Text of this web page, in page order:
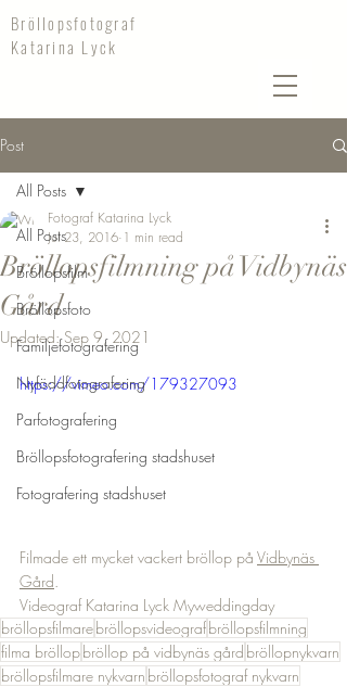
Bröllopsfotograf
Katarina Lyck
Post
All Posts
Bröllopsfilm
Bröllopsfoto
Familjefotografering
Nyföddfotografering
Parfotografering
Bröllopsfotografering stadshuset
Fotografering stadshuset
All Posts
Bröllopsfilmning på Vidbynäs
Gård
Fotograf Katarina Lyck
Jul 23, 2016 1 min read
Updated:Sep 9, 2021
https://vimeo.com/179327093
Filmade ett mycket vackert bröllop på Vidbynäs
Gård
Videograf Katarina Lyck Myweddingday
bröllopsfilmarebröllopsvideografbröllopsfilmning
filma bröllopbröllop på vidbynäs gård bröllopnykvarn
bröllopsfilmare nykvarn bröllopsfotograf nykvarn